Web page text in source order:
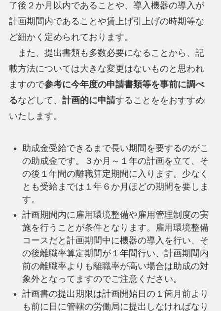
了後２か月以内であることや、導入機器の導入が
計画期間内であることや賃上げ引上げの時期等な
ど細かく定められております。
また、提出書類も多数必要になることから、記
載方法については大きな変更はないものと思われ
ますので参考に今年度の申請書類等を事前に調べ
るなどして、 計画的に申請することををおすすめ
いたします。
助成金受給できるまで長い期間を要するのがこ
の助成金です。３か月～１年の計画を立て、そ
の後１年間の離職算定期間に入ります。少なく
とも受給までは１年６か月ほどの期間を要しま
す。
計画期間内に雇用環境整備や雇用管理制度の実
施を行うことが条件となります。雇用環境整備
コースだと計画期間中に機器の導入を行い、そ
の後離職率算定期間が１年間行い、計画期間内
前の離職率よりも離職率が高い場合は助成の対
象外となってますのでご注意ください。
計画書の提出期限は計画開始日の１箇月前より
も前に日に管轄の労働局に提出しなければなり